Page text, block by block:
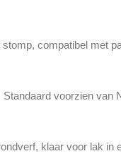
compatibel met
Standaard voorzien van
klaar voor lak in